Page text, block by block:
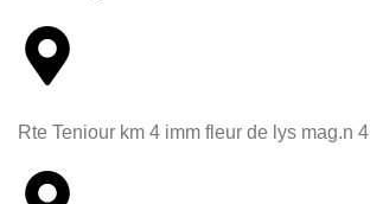
Rte Teniour km 4 imm fleur de lys mag.n 4